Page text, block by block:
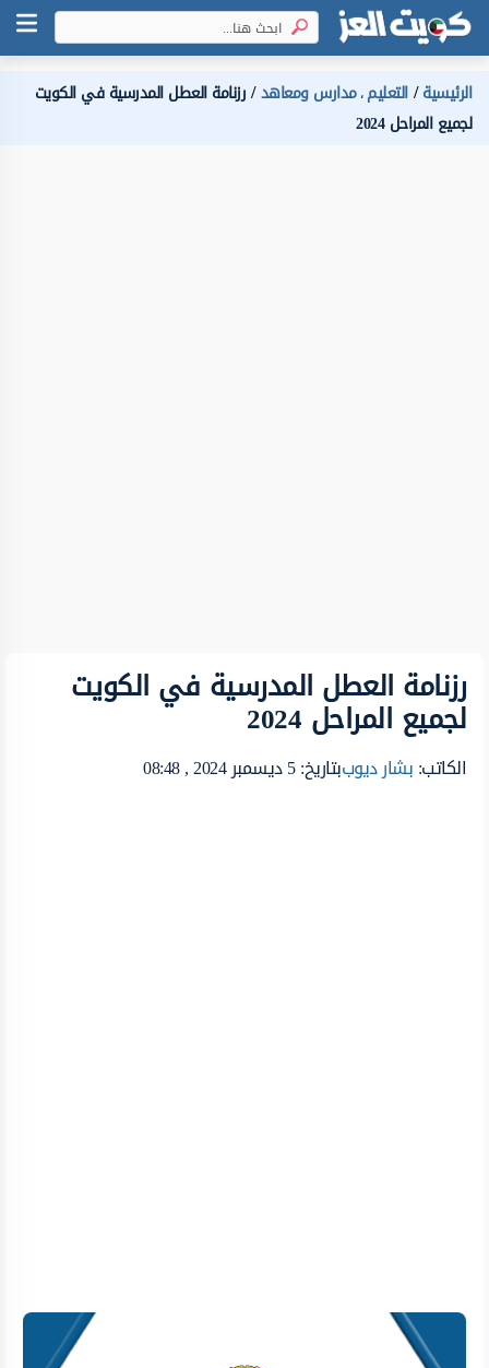
الرئيسية التعليم،مدارس ومعاهد رزنامة العطل المدرسية في الكويت
لجميع المراحل 2024
رزنامة العطل المدرسية في الكويت
لجميع المراحل 2024
الكاتب:بشار ديوببتاريخ: 5 ديسمبر 2024 , 08:48